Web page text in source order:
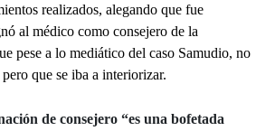
realizados, alegando que fue
al médico como consejero de la
pese a lo mediático del caso Samudio, no
que se iba a interiorizar.
de consejero “es una bofetada